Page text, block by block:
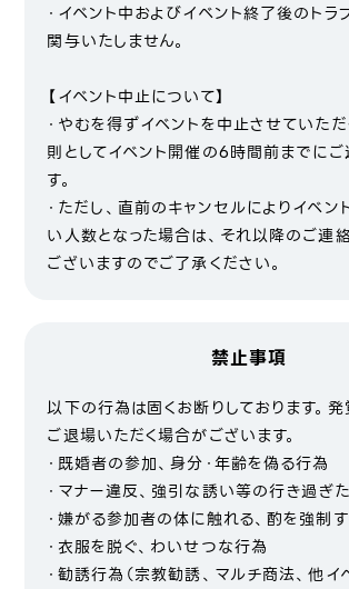
・イベント中およびイベント終了後のトラ
関与いたしません。
【イベント中止について】
・やむを得ずイベントを中止させていた
則としてイベント開催の6時間前までに
す。
・ただし、直前のキャンセルによりイベン
い人数となった場合は、それ以降のご連
ございますのでご了承ください。
禁止事項
以下の行為は固くお断りしております。
ご退場いただく場合がございます。
・既婚者の参加、身分・年齢を偽る行為
・マナー違反、強引な誘い等の行き過ぎ
・嫌がる参加者の体に触れる、酌を強制
・衣服を脱ぐ、わいせつな行為
・勧誘行為（宗教勧誘、マルチ商法、他イ